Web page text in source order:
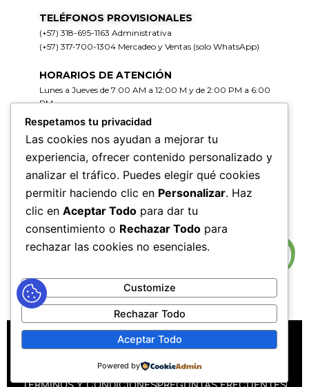
TELÉFONOS PROVISIONALES
(+57) 318-695-1163 Administrativa
(+57) 317-700-1304 Mercadeo y Ventas (solo WhatsApp)
HORARIOS DE ATENCIÓN
Lunes a Jueves de 7:00 AM a 12:00 M y de 2:00 PM a 6:00
PM
Viernes de 7:00 AM a 12:00 M y de 2:00 PM a 5:00 PM
HORARIOS DE RADICACIÓN DE
CORRESPONDENCIA
Lunes a Jueves de 7:30 AM a 11:30 AM y de 2:00 PM a 5:00
PM
MAPA DEL SITIOPOLÍTICAS DE PRIVACIDAD
POLÍTICAS DE DERECHOS DE AUTOR
POLÍTICA DE TRATAMIENTO DE DATOS PERSONALES
Respetamos tu privacidad
Las cookies nos ayudan a mejorar tu
experiencia, ofrecer contenido personalizado y
analizar el tráfico. Puedes elegir qué cookies
permitir haciendo clic en Personalizar. Haz
clic en Aceptar Todo para dar tu
consentimiento o Rechazar Todo para
rechazar las cookies no esenciales.
Customize
Rechazar Todo
Aceptar Todo
Powered by